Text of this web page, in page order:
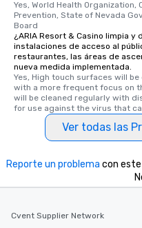
Yes, World Health
Prevention, State of Nevada
Board
¿ARIA Resort & Casino limpia
instalaciones de acceso al
restaurantes, las áreas de
nueva medida implementada.
Yes, High touch surfaces will
with a more frequent focus on
will be cleaned regularly with
for use against the virus that
Ver todas las
Reporte un problema con este
Cvent Supplier Network